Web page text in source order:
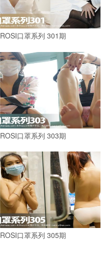
ROSI口罩系列 301期
ROSI口罩系列 303期
ROSI口罩系列 305期